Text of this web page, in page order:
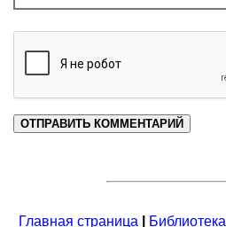
Главная страница Библиотека